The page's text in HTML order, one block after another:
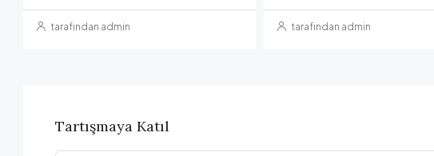
tarafından admin tarafından admin
Tartışmaya Katıl